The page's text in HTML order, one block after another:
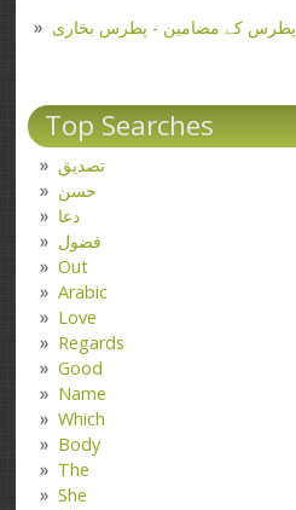
پطرس کے مضامین - پطرس بخاری
Top Searches
تصدیق
حسن
دعا
فضول
Out
Arabic
Love
Regards
Good
Name
Which
Body
The
She